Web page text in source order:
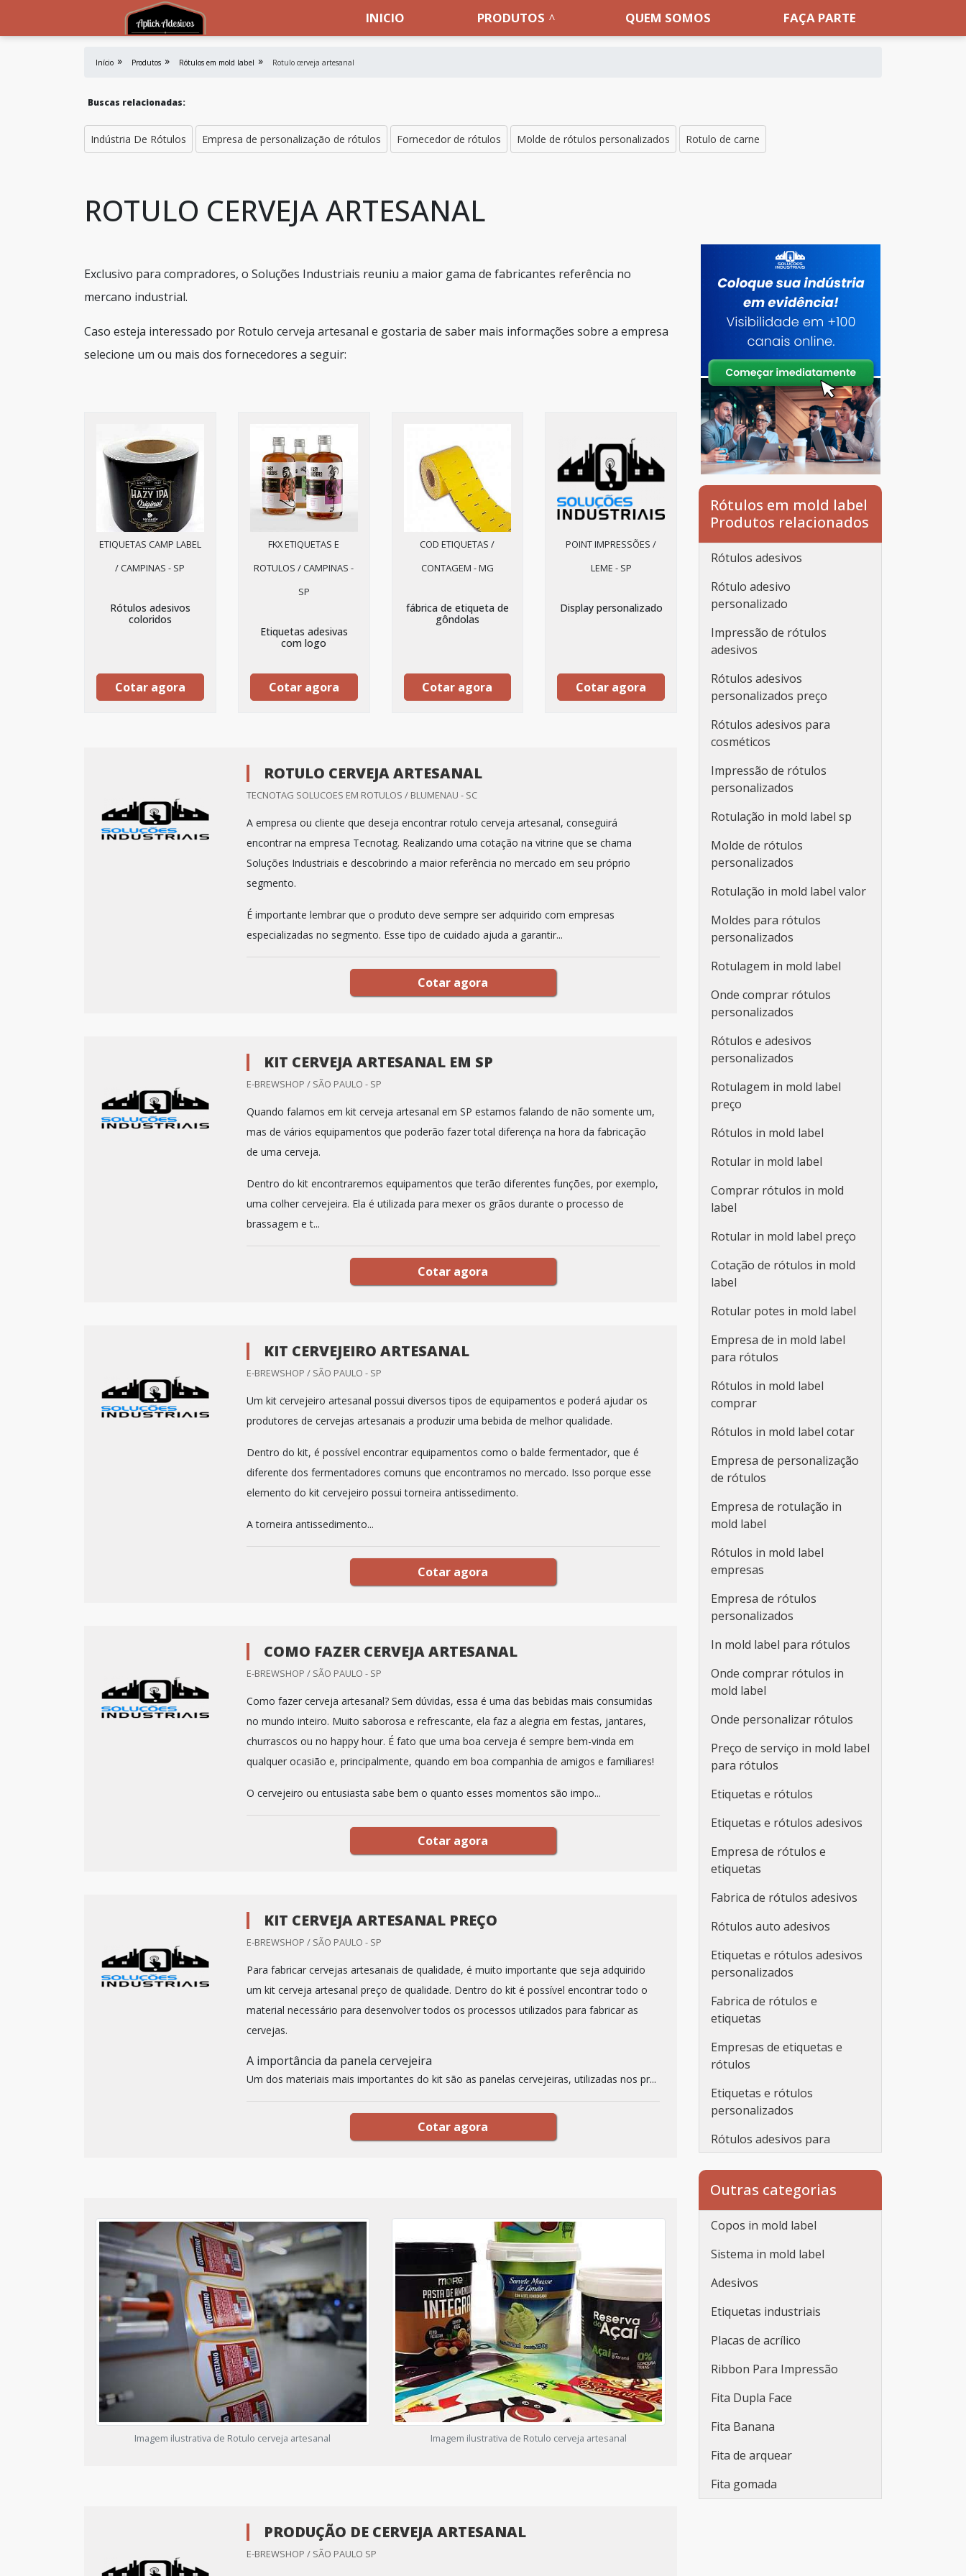
INICIO PRODUTOS QUEM SOMOS FAÇA PARTE
Início Produtos Rótulos em mold label Rotulo cerveja artesanal
Buscas relacionadas:
Indústria De Rótulos Empresa de personalização de rótulos Fornecedor de rótulos Molde de rótulos personalizados Rotulo de carne
ROTULO CERVEJA ARTESANAL
Exclusivo para compradores, o Soluções Industriais reuniu a maior gama de fabricantes referência no
mercano industrial.
Caso esteja interessado por Rotulo cerveja artesanal e gostaria de saber mais informações sobre a empresa
selecione um ou mais dos fornecedores a seguir:
ETIQUETAS CAMP LABEL
/ CAMPINAS - SP
Rótulos adesivos
coloridos
Cotar agora
FKX ETIQUETAS E
ROTULOS / CAMPINAS -
SP
Etiquetas adesivas
com logo
Cotar agora
COD ETIQUETAS /
CONTAGEM - MG
fábrica de etiqueta de
gôndolas
Cotar agora
POINT IMPRESSÕES /
LEME - SP
Display personalizado
Cotar agora
ROTULO CERVEJA ARTESANAL
TECNOTAG SOLUCOES EM ROTULOS / BLUMENAU - SC
A empresa ou cliente que deseja encontrar rotulo cerveja artesanal, conseguirá
encontrar na empresa Tecnotag. Realizando uma cotação na vitrine que se chama
Soluções Industriais e descobrindo a maior referência no mercado em seu próprio
segmento.
É importante lembrar que o produto deve sempre ser adquirido com empresas
especializadas no segmento. Esse tipo de cuidado ajuda a garantir...
Cotar agora
KIT CERVEJA ARTESANAL EM SP
E-BREWSHOP / SÃO PAULO - SP
Quando falamos em kit cerveja artesanal em SP estamos falando de não somente um,
mas de vários equipamentos que poderão fazer total diferença na hora da fabricação
de uma cerveja.
Dentro do kit encontraremos equipamentos que terão diferentes funções, por exemplo,
uma colher cervejeira. Ela é utilizada para mexer os grãos durante o processo de
brassagem e t...
Cotar agora
KIT CERVEJEIRO ARTESANAL
E-BREWSHOP / SÃO PAULO - SP
Um kit cervejeiro artesanal possui diversos tipos de equipamentos e poderá ajudar os
produtores de cervejas artesanais a produzir uma bebida de melhor qualidade.
Dentro do kit, é possível encontrar equipamentos como o balde fermentador, que é
diferente dos fermentadores comuns que encontramos no mercado. Isso porque esse
elemento do kit cervejeiro possui torneira antissedimento.
A torneira antissedimento...
Cotar agora
COMO FAZER CERVEJA ARTESANAL
E-BREWSHOP / SÃO PAULO - SP
Como fazer cerveja artesanal? Sem dúvidas, essa é uma das bebidas mais consumidas
no mundo inteiro. Muito saborosa e refrescante, ela faz a alegria em festas, jantares,
churrascos ou no happy hour. É fato que uma boa cerveja é sempre bem-vinda em
qualquer ocasião e, principalmente, quando em boa companhia de amigos e familiares!
O cervejeiro ou entusiasta sabe bem o quanto esses momentos são impo...
Cotar agora
KIT CERVEJA ARTESANAL PREÇO
E-BREWSHOP / SÃO PAULO - SP
Para fabricar cervejas artesanais de qualidade, é muito importante que seja adquirido
um kit cerveja artesanal preço de qualidade. Dentro do kit é possível encontrar todo o
material necessário para desenvolver todos os processos utilizados para fabricar as
cervejas.
A importância da panela cervejeira
Um dos materiais mais importantes do kit são as panelas cervejeiras, utilizadas nos pr...
Cotar agora
Imagem ilustrativa de Rotulo cerveja artesanal Imagem ilustrativa de Rotulo cerveja artesanal
PRODUÇÃO DE CERVEJA ARTESANAL
E-BREWSHOP / SÃO PAULO SP
Rótulos em mold label
Produtos relacionados
Rótulos adesivos
Rótulo adesivo
personalizado
Impressão de rótulos
adesivos
Rótulos adesivos
personalizados preço
Rótulos adesivos para
cosméticos
Impressão de rótulos
personalizados
Rotulação in mold label sp
Molde de rótulos
personalizados
Rotulação in mold label valor
Moldes para rótulos
personalizados
Rotulagem in mold label
Onde comprar rótulos
personalizados
Rótulos e adesivos
personalizados
Rotulagem in mold label
preço
Rótulos in mold label
Rotular in mold label
Comprar rótulos in mold
label
Rotular in mold label preço
Cotação de rótulos in mold
label
Rotular potes in mold label
Empresa de in mold label
para rótulos
Rótulos in mold label
comprar
Rótulos in mold label cotar
Empresa de personalização
de rótulos
Empresa de rotulação in
mold label
Rótulos in mold label
empresas
Empresa de rótulos
personalizados
In mold label para rótulos
Onde comprar rótulos in
mold label
Onde personalizar rótulos
Preço de serviço in mold label
para rótulos
Etiquetas e rótulos
Etiquetas e rótulos adesivos
Empresa de rótulos e
etiquetas
Fabrica de rótulos adesivos
Rótulos auto adesivos
Etiquetas e rótulos adesivos
personalizados
Fabrica de rótulos e
etiquetas
Empresas de etiquetas e
rótulos
Etiquetas e rótulos
personalizados
Rótulos adesivos para
embalagens
Rótulos adesivos
Rótulos personalizados
adesivos
Rótulos plásticos adesivos
Rótulos adesivos e etiquetas
Rótulos adesivos para
Empresa fabricante de
rótulos
Fabricantes de rótulos
adesivos
Outras categorias
Copos in mold label
Sistema in mold label
Adesivos
Etiquetas industriais
Placas de acrílico
Ribbon Para Impressão
Fita Dupla Face
Fita Banana
Fita de arquear
Fita gomada